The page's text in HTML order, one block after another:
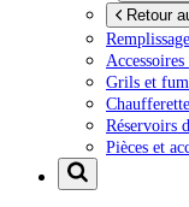
Retour
Grils et
Réservoirs
Pièces et